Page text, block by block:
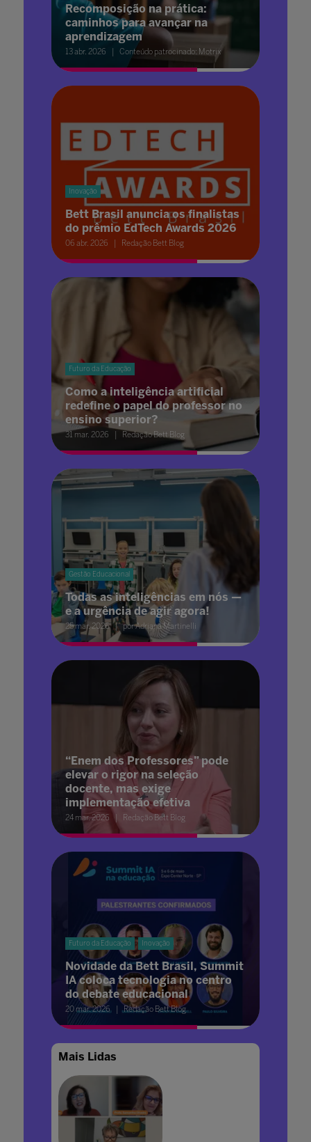
Recomposição na prática:
caminhos para avançar na
aprendizagem
13 abr. 2026 Conteúdo patrocinado: Motrix
Inovação
Bett Brasil anuncia os finalistas
do prêmio EdTech Awards 2026
06 abr. 2026 Redação Bett Blog
Futuro da Educação
Como a inteligência artificial
redefine o papel do professor no
ensino superior?
31 mar. 2026 Redação Bett Blog
Gestão Educacional
Todas as inteligências em nós —
e a urgência de agir agora!
25 mar. 2026 por Adriana Martinelli
“Enem dos Professores” pode
elevar o rigor na seleção
docente, mas exige
implementação efetiva
24 mar. 2026 Redação Bett Blog
Futuro da Educação Inovação
Novidade da Bett Brasil, Summit
IA coloca tecnologia no centro
do debate educacional
20 mar. 2026 Redação Bett Blog
Mais Lidas